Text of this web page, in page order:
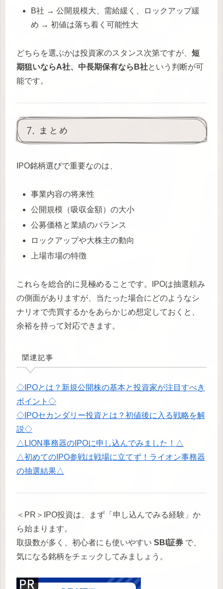
B社 → 公開規模大、需給緩く、ロックアップ緩
め → 初値は落ち着く可能性大
どちらを選ぶかは投資家のスタンス次第ですが、 短
期狙いならA社、中長期保有ならB社という判断が可
能です。
7. まとめ
IPO銘柄選びで重要なのは、
事業内容の将来性
公開規模（吸収金額）の大小
公募価格と業績のバランス
ロックアップや大株主の動向
上場市場の特徴
これらを総合的に見極めることです。IPOは抽選頼み
の側面がありますが、当たった場合にどのようなシ
ナリオで売買するかをあらかじめ想定しておくと、
余裕を持って対応できます。
関連記事
◇IPOとは？新規公開株の基本と投資家が注目すべき
ポイント◇
◇IPOセカンダリー投資とは？初値後に入る戦略を解
説◇
△LION事務器のIPOに申し込んでみました！△
△初めてのIPO参戦は戦場に立てず！ライオン事務器
の抽選結果△
＜PR＞IPO投資は、まず「申し込んでみる経験」か
ら始まります。
取扱数が多く、初心者にも使いやすい SBI証券 で、
気になる銘柄をチェックしてみましょう。